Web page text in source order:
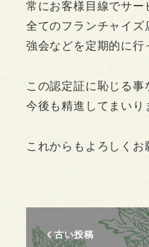
常にお客様目線でサー
全てのフランチャイ
強会などを定期的に行
この認定証に恥じる事
今後も精進してまいり
これからもよろしくお
古い投稿